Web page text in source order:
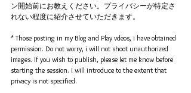
ン開始前にお教えください。プライバシーが特定さ
れない程度に紹介させていただきます。
* Those posting in my Blog and Play vdeos, i have obtained
permission. Do not worry, i will not shoot unauthorized
images. If you wish to publish, please let me know before
starting the session. I will introduce to the extent that
privacy is not specified.